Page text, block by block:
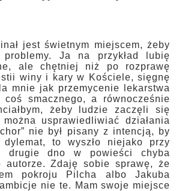
jest świetnym miejscem, żeby
problemy. Ja na przykład lubię
ale chętniej niż po rozprawę
winy i kary w Kościele, sięgnę
mnie jak przemycenie lekarstwa
smacznego, a równocześnie
żeby ludzie zaczęli się
usprawiedliwiać działania
nie był pisany z intencją, by
dylemat, to wyszło niejako przy
drugie dno w powieści chyba
autorze. Zdaję sobie sprawę, że
pokroju Pilcha albo Jakuba
nie te. Mam swoje miejsce